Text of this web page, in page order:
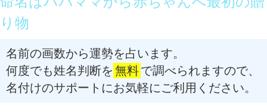
り物
名前の画数から運勢を占います。
何度でも姓名判断を 無料で調べられますので、
名付けのサポートにお気軽にご利用ください。